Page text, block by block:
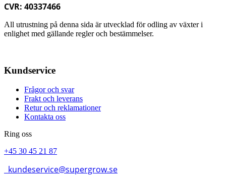
CVR: 40337466
All utrustning på denna sida är utvecklad för odling av växter i
enlighet med gällande regler och bestämmelser.
Kundservice
Frågor och svar
Frakt och leverans
Retur och reklamationer
Kontakta oss
Ring oss
+45 30 45 21 87
kundeservice@supergrow.se